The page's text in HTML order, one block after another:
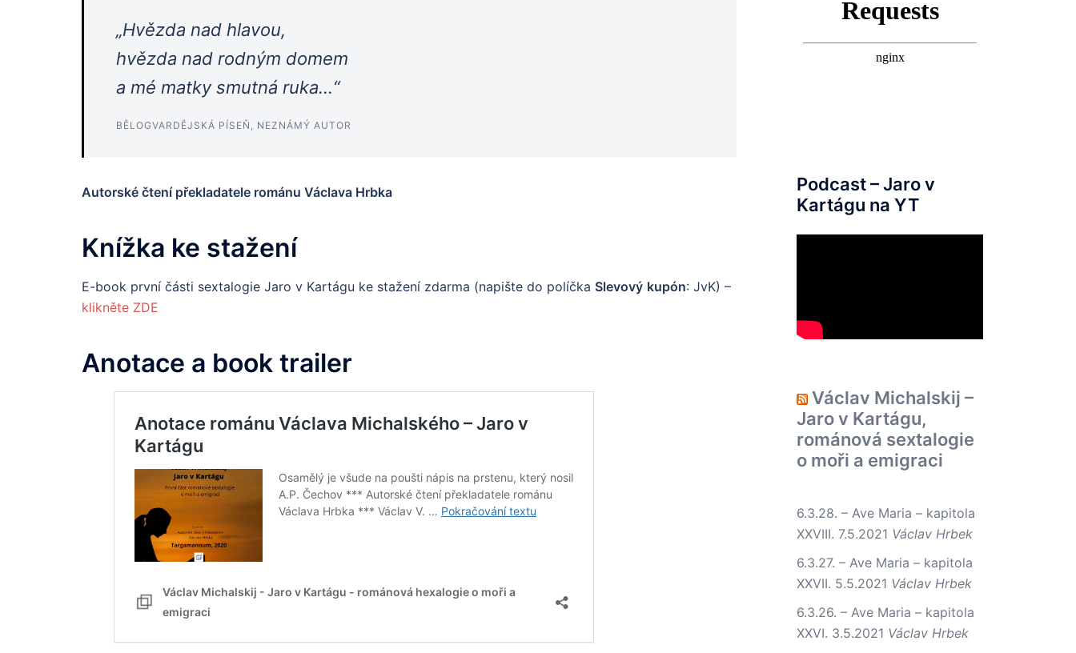
„Hvězda nad hlavou,
hvězda nad rodným domem
a mé matky smutná ruka…“
BĚLOGVARDĚJSKÁ PÍSEŇ, NEZNÁMÝ AUTOR
Autorské čtení překladatele románu Václava Hrbka
Knížka ke stažení
E-book první části sextalogie Jaro v Kartágu ke stažení zdarma (napište do políčka Slevový kupón: JvK) –
klikněte ZDE
Anotace a book trailer
Podcast – Jaro v
Kartágu na YT
Václav Michalskij –
Jaro v Kartágu,
románová sextalogie
o moři a emigraci
6.3.28. – Ave Maria – kapitola
XXVIII. 7.5.2021 Václav Hrbek
6.3.27. – Ave Maria – kapitola
XXVII. 5.5.2021 Václav Hrbek
6.3.26. – Ave Maria – kapitola
XXVI. 3.5.2021 Václav Hrbek